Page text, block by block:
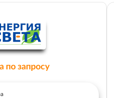
по запросу